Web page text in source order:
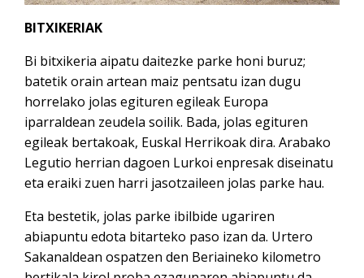
BITXIKERIAK
Bi bitxikeria aipatu daitezke parke honi buruz;
batetik orain artean maiz pentsatu izan dugu
horrelako jolas egituren egileak Europa
iparraldean zeudela soilik. Bada, jolas egituren
egileak bertakoak, Euskal Herrikoak dira. Arabako
Legutio herrian dagoen Lurkoi enpresak diseinatu
eta eraiki zuen harri jasotzaileen jolas parke hau.
Eta bestetik, jolas parke ibilbide ugariren
abiapuntu edota bitarteko paso izan da. Urtero
Sakanaldean ospatzen den Beriaineko kilometro